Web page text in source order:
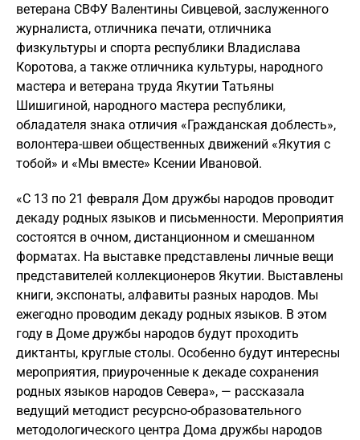
ветерана СВФУ Валентины Сивцевой, заслуженного
журналиста, отличника печати, отличника
физкультуры и спорта республики Владислава
Коротова, а также отличника культуры, народного
мастера и ветерана труда Якутии Татьяны
Шишигиной, народного мастера республики,
обладателя знака отличия «Гражданская доблесть»,
волонтера-швеи общественных движений «Якутия с
тобой» и «Мы вместе» Ксении Ивановой.
«С 13 по 21 февраля Дом дружбы народов проводит
декаду родных языков и письменности. Мероприятия
состоятся в очном, дистанционном и смешанном
форматах. На выставке представлены личные вещи
представителей коллекционеров Якутии. Выставлены
книги, экспонаты, алфавиты разных народов. Мы
ежегодно проводим декаду родных языков. В этом
году в Доме дружбы народов будут проходить
диктанты, круглые столы. Особенно будут интересны
мероприятия, приуроченные к декаде сохранения
родных языков народов Севера», — рассказала
ведущий методист ресурсно-образовательного
методологического центра Дома дружбы народов